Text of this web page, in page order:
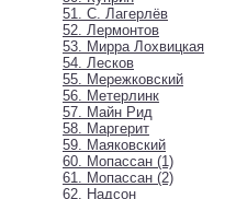
51. С. Лагерлёв
52. Лермонтов
53. Мирра Лохвицкая
54. Лесков
55. Мережковский
56. Метерлинк
57. Майн Рид
58. Маргерит
59. Маяковский
60. Мопассан (1)
61. Мопассан (2)
62. Надсон